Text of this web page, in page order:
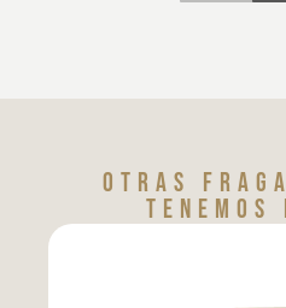
Otras